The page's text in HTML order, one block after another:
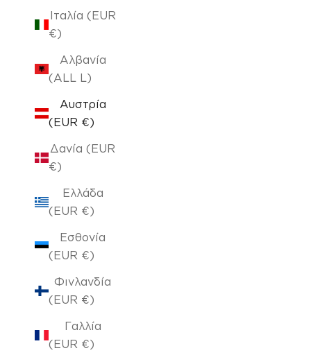
Ιταλία (EUR
€)
Αλβανία
(ALL L)
Αυστρία
(EUR €)
Δανία (EUR
€)
Ελλάδα
(EUR €)
Εσθονία
(EUR €)
Φινλανδία
(EUR €)
Γαλλία
(EUR €)